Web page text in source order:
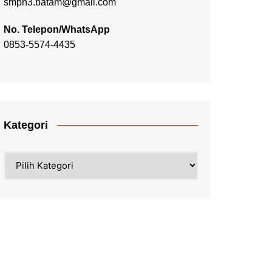
No. Telepon/WhatsApp
0853-5574-4435
Kategori